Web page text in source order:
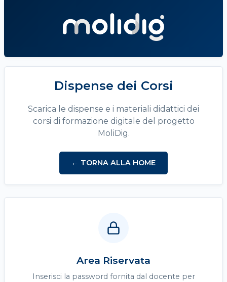
Dispense dei Corsi
Scarica le dispense e i materiali didattici dei
corsi di formazione digitale del progetto
MoliDig.
← TORNA ALLA HOME
Area Riservata
Inserisci la password fornita dal docente per